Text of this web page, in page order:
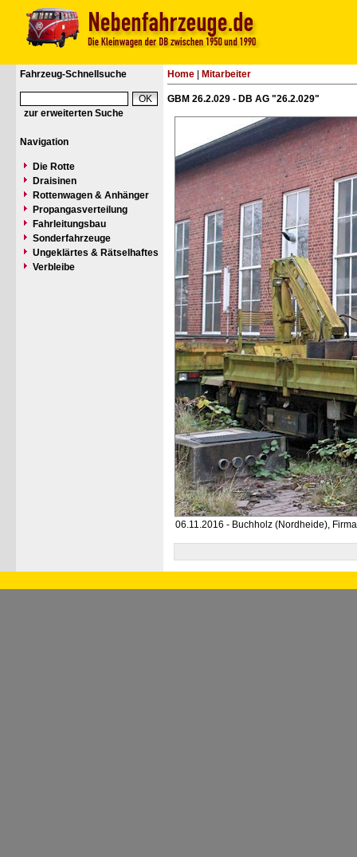
Fahrzeug-Schnellsuche
zur erweiterten Suche
Navigation
Die Rotte
Draisinen
Rottenwagen & Anhänger
Propangasverteilung
Fahrleitungsbau
Sonderfahrzeuge
Ungeklärtes & Rätselhaftes
Verbleibe
Home Mitarbeiter
GBM 26.2.029 - DB AG "26.2.029"
06.11.2016 - Buchholz (Nordheide),